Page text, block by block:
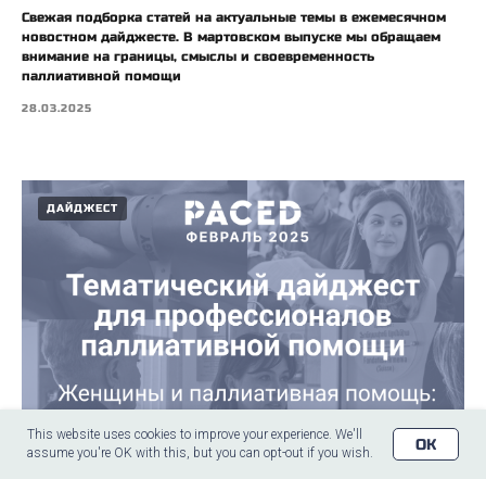
This website uses cookies to improve your experience. We'll
assume you're OK with this, but you can opt-out if you wish.
OK
Свежая подборка статей на актуальные темы в ежемесячном
новостном дайджесте. В мартовском выпуске мы обращаем
внимание на границы, смыслы и своевременность
паллиативной помощи
28.03.2025
ДАЙДЖЕСТ